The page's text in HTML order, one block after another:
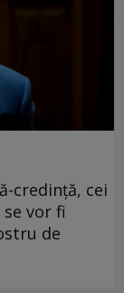
credință, cei
vor fi
de